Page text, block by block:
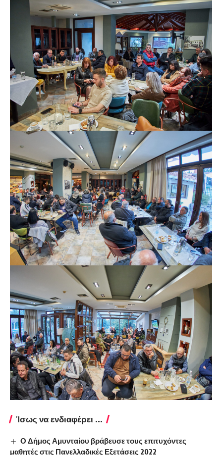
Ίσως να ενδιαφέρει ...
Ο Δήμος Αμυνταίου βράβευσε τους επιτυχόντες
μαθητές στις Πανελλαδικές Εξετάσεις 2022